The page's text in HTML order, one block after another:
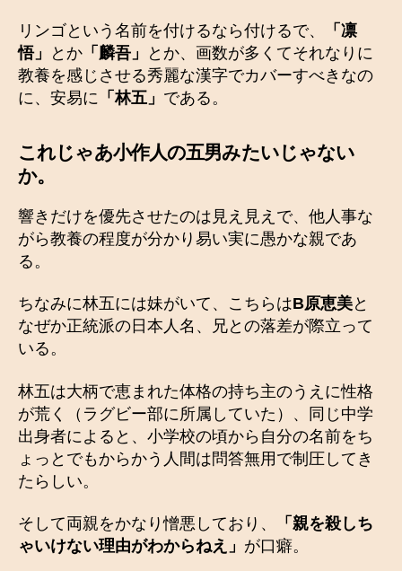
リンゴという名前を付けるなら付けるで、
「凛
悟」
とか 「麟吾」
とか、画数が多くてそれなりに
教養を感じさせる秀麗な漢字でカバーすべきなの
に、安易に 「林五」 である。
これじゃあ小作人の五男みたいじゃない
か。
響きだけを優先させたのは見え見えで、他人事な
がら教養の程度が分かり易い実に愚かな親であ
る。
ちなみに林五には妹がいて、こちらはB原恵美と
なぜか正統派の日本人名、兄との落差が際立って
いる。
林五は大柄で恵まれた体格の持ち主のうえに性格
が荒く（ラグビー部に所属していた）、同じ中学
出身者によると、小学校の頃から自分の名前をち
ょっとでもからかう人間は問答無用で制圧してき
たらしい。
そして両親をかなり憎悪しており、
「親を殺しち
ゃいけない理由がわからねえ」 が口癖。